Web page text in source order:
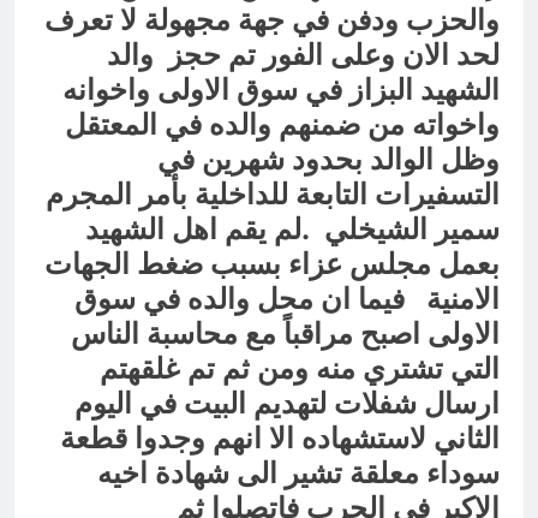
والحزب ودفن في جهة مجهولة لا تعرف
لحد الان وعلى الفور تم حجز والد
الشهيد البزاز في سوق الاولى واخوانه
واخواته من ضمنهم والده في المعتقل
وظل الوالد بحدود شهرين في
التسفيرات التابعة للداخلية بأمر المجرم
سمير الشيخلي .لم يقم اهل الشهيد
بعمل مجلس عزاء بسبب ضغط الجهات
الامنية فيما ان محل والده في سوق
الاولى اصبح مراقباً مع محاسبة الناس
التي تشتري منه ومن ثم تم غلقهتم
ارسال شفلات لتهديم البيت في اليوم
الثاني لاستشهاده الا انهم وجدوا قطعة
سوداء معلقة تشير الى شهادة اخيه
الاكبر في الحرب فاتصلوا ثم